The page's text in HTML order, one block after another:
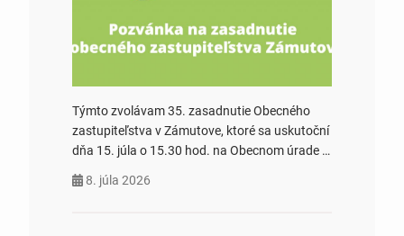
Týmto zvolávam 35. zasadnutie Obecného
zastupiteľstva v Zámutove, ktoré sa uskutoční
dňa 15. júla o 15.30 hod. na Obecnom úrade v
rokovania 2. Schválenie návrhovej komisie a
8. júla 2026